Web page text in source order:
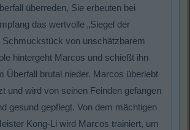
überreden, Sie erbeuten bei
das wertvolle „Siegel der
Schmuckstück von unschätzbarem
hintergeht Marcos und schießt ihn
Überfall brutal nieder. Marcos überlebt
und wird von seinen Feinden gefangen
gesund gepflegt. Von dem mächtigen
Kong-Li wird Marcos trainiert, um